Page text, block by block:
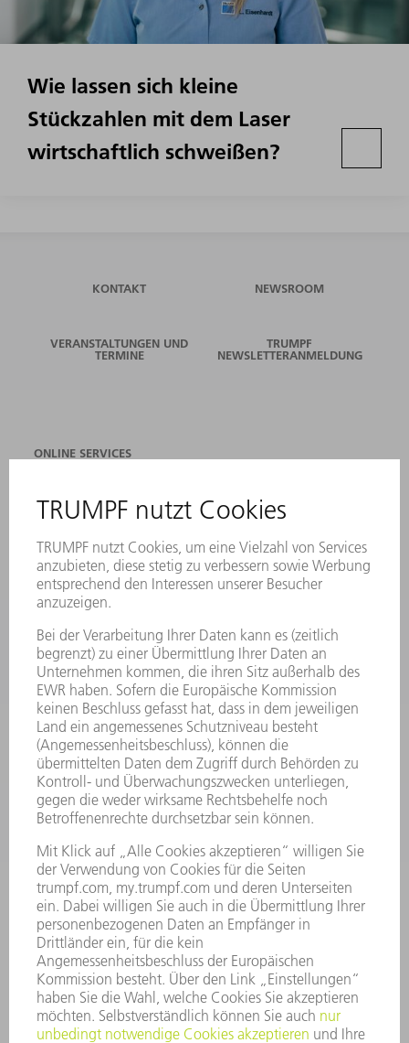
Wie lassen sich kleine
Stückzahlen mit dem Laser
wirtschaftlich schweißen?
KONTAKT NEWSROOM
VERANSTALTUNGEN UND
TERMINE
TRUMPF
NEWSLETTERANMELDUNG
ONLINE SERVICES
STANDORTE
NEWSLETTER-ANMELDUNG
MYTRUMPF
SICHERHEITSDATENBLÄTTER
PRODUKTE
LASER
LEISTUNGSELEKTRONIK
ELEKTROWERKZEUGE
SMART FACTORY
SOFTWARE
SERVICES
ANWENDUNGEN
BRANCHEN
UNTERNEHMEN
KARRIERE
STELLENANGEBOTE
VORSTAND
GESCHÄFTSBERICHT
UNTERNEHMENSGRUNDSÄTZE
COMPLIANCE
HINWEISGEBERSYSTEM
SECURITY
PRESSEMITTEILUNGEN
MAGAZINE
LIEFERANTEN
NACHHALTIGKEIT
UMWELT & KLIMA